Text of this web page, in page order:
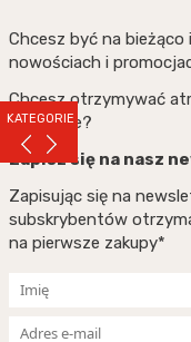
KATEGORIE
Chcesz być na
nowościach i
Chcesz otrzymywać
rabatowe?
Zapisz się na nasz
Zapisując się na
subskrybentów
na pierwsze zakupy*